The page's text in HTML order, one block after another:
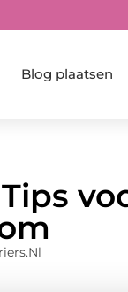
Blog plaatsen